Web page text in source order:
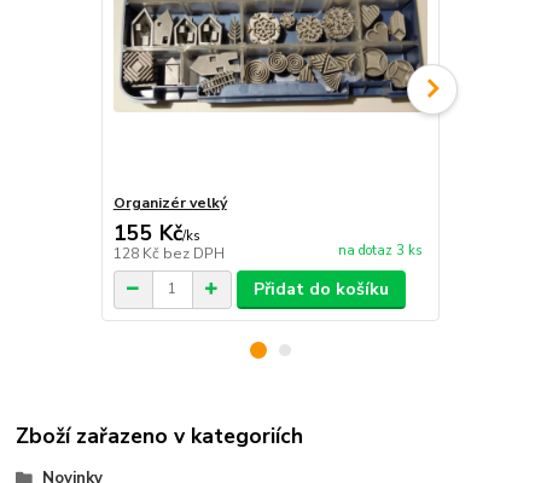
Organizér velký
155 Kč/ks
128 Kč bez DPH na dotaz 3 ks
Přidat do košíku
Zboží zařazeno v kategoriích
Novinky